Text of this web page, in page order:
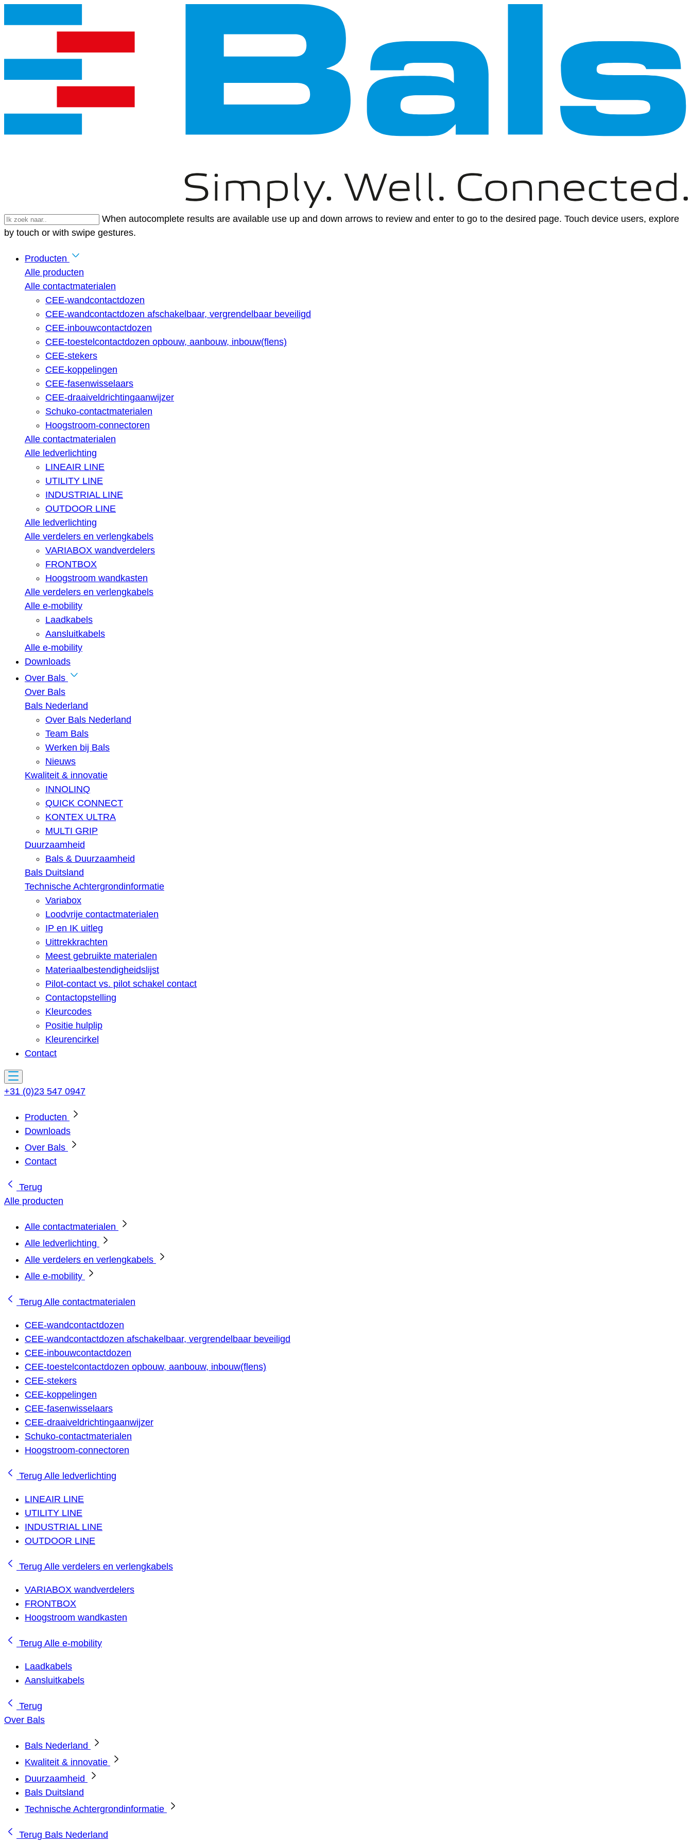
When autocomplete results are available use up and down arrows to review and enter to go to the desired page. Touch device users, explore
by touch or with swipe gestures.
Producten
Alle producten
Alle contactmaterialen
CEE-wandcontactdozen
CEE-wandcontactdozen afschakelbaar, vergrendelbaar beveiligd
CEE-inbouwcontactdozen
CEE-toestelcontactdozen opbouw, aanbouw, inbouw(flens)
CEE-stekers
CEE-koppelingen
CEE-fasenwisselaars
CEE-draaiveldrichtingaanwijzer
Schuko-contactmaterialen
Hoogstroom-connectoren
Alle contactmaterialen
Alle ledverlichting
LINEAIR LINE
UTILITY LINE
INDUSTRIAL LINE
OUTDOOR LINE
Alle ledverlichting
Alle verdelers en verlengkabels
VARIABOX wandverdelers
FRONTBOX
Hoogstroom wandkasten
Alle verdelers en verlengkabels
Alle e-mobility
Laadkabels
Aansluitkabels
Alle e-mobility
Downloads
Over Bals
Over Bals
Bals Nederland
Over Bals Nederland
Team Bals
Werken bij Bals
Nieuws
Kwaliteit & innovatie
INNOLINQ
QUICK CONNECT
KONTEX ULTRA
MULTI GRIP
Duurzaamheid
Bals & Duurzaamheid
Bals Duitsland
Technische Achtergrondinformatie
Variabox
Loodvrije contactmaterialen
IP en IK uitleg
Uittrekkrachten
Meest gebruikte materialen
Materiaalbestendigheidslijst
Pilot-contact vs. pilot schakel contact
Contactopstelling
Kleurcodes
Positie hulplip
Kleurencirkel
Contact
+31 (0)23 547 0947
Producten
Downloads
Over Bals
Contact
Terug
Alle producten
Alle contactmaterialen
Alle ledverlichting
Alle verdelers en verlengkabels
Alle e-mobility
Terug Alle contactmaterialen
CEE-wandcontactdozen
CEE-wandcontactdozen afschakelbaar, vergrendelbaar beveiligd
CEE-inbouwcontactdozen
CEE-toestelcontactdozen opbouw, aanbouw, inbouw(flens)
CEE-stekers
CEE-koppelingen
CEE-fasenwisselaars
CEE-draaiveldrichtingaanwijzer
Schuko-contactmaterialen
Hoogstroom-connectoren
Terug Alle ledverlichting
LINEAIR LINE
UTILITY LINE
INDUSTRIAL LINE
OUTDOOR LINE
Terug Alle verdelers en verlengkabels
VARIABOX wandverdelers
FRONTBOX
Hoogstroom wandkasten
Terug Alle e-mobility
Laadkabels
Aansluitkabels
Terug
Over Bals
Bals Nederland
Kwaliteit & innovatie
Duurzaamheid
Bals Duitsland
Technische Achtergrondinformatie
Terug Bals Nederland